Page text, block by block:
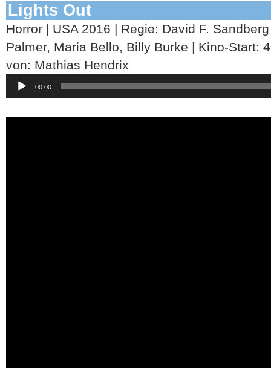
Lights Out
Horror | USA 2016 | Regie: David F.
Palmer, Maria Bello, Billy Burke | Kino-Start:
von: Mathias Hendrix
Audio-
Player
00:00